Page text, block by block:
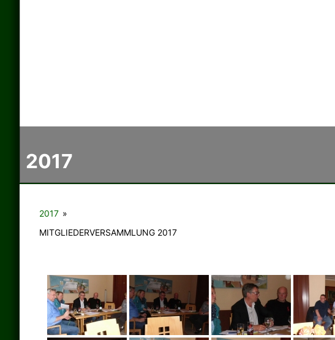
2017
2017 »
MITGLIEDERVERSAMMLUNG 2017